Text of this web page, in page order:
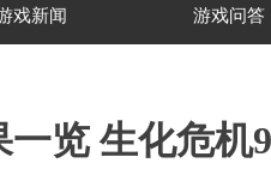
戏新闻 游戏问答
览 生化危机